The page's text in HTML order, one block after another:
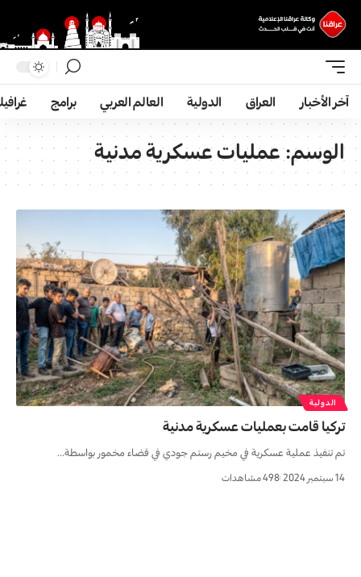
آخر الأخبار العراق الدولية العالم العربي برامج
الوسم:عمليات عسكرية مدنية
الدولية
تركيا قامت بعمليات عسكرية مدنية
تم تنفيذ عملية عسكرية في مخيم رستم جودي في قضاء مخمور بواسطة…
14 سبتمبر 2024 498 مشاهدات